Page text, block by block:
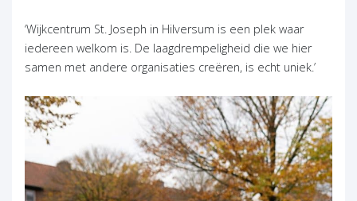
‘Wijkcentrum St. Joseph in Hilversum is een plek waar
iedereen welkom is. De laagdrempeligheid die we hier
samen met andere organisaties creëren, is echt uniek.’